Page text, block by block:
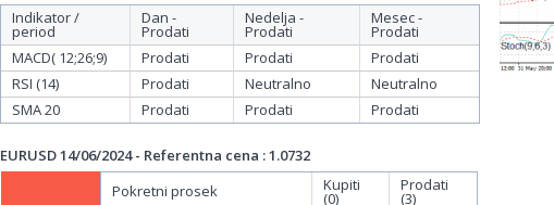
Indikator /
period
Dan -
Prodati
Nedelja -
Prodati
Mesec -
Prodati
MACD( 12;26;9)
Prodati Prodati
Prodati
RSI (14)
Prodati Neutralno
Neutralno
SMA 20
Prodati Prodati Prodati
EURUSD 14/06/2024 - Referentna cena : 1.0732
Pokretni prosek Kupiti
(0)
Prodati
(3)